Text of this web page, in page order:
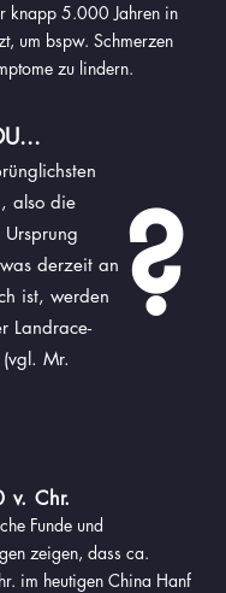
knapp 5.000 Jahren in
um bspw. Schmerzen
zu lindern.
also die
derzeit an
ist, werden
Landrace-
Mr.
?
v. Chr.
Funde und
zeigen, dass ca.
im heutigen China Hanf